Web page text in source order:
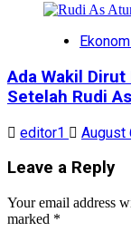
Ada Wakil
Setelah Rudi
editor1 August
Leave a Reply
Your email address
marked *